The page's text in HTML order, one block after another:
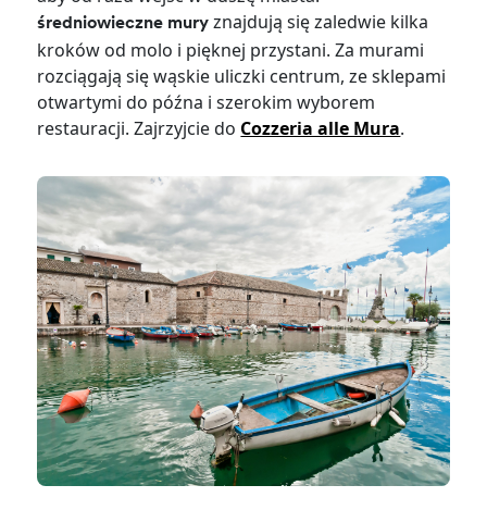
średniowieczne mury znajdują się zaledwie kilka
kroków od molo i pięknej przystani. Za murami
rozciągają się wąskie uliczki centrum, ze sklepami
otwartymi do późna i szerokim wyborem
restauracji. Zajrzyjcie do Cozzeria alle Mura.